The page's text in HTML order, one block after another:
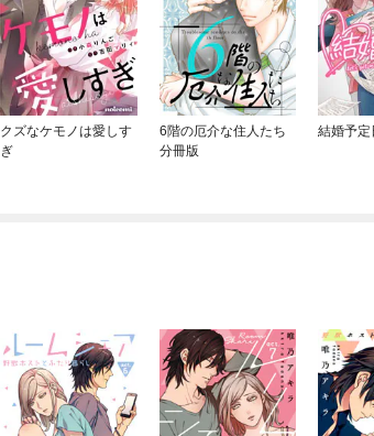
クズなケモノは愛しす
ぎ
6階の厄介な住人たち
分冊版
結婚予定